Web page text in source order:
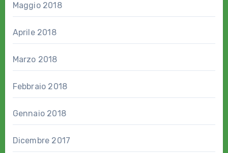
Maggio 2018
Aprile 2018
Marzo 2018
Febbraio 2018
Gennaio 2018
Dicembre 2017